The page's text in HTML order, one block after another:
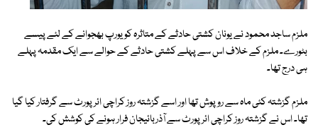
ملزم ساجد محمود نے یونان کشتی حادثے کے متاثرہ کو یورپ بھجوانے کے لئے پیسے
بٹورے۔ ملزم کے خلاف اس سے پہلے کشتی حادثے کے حوالے سے ایک مقدمہ پہلے
ہی درج تھا۔
ملزم گزشتہ کئی ماہ سے روپوش تھا اور اسے گزشتہ روز کراچی ائرپورٹ سے گرفتار کیا گیا
تھا۔ اس نے گزشتہ روز کراچی ائرپورٹ سے آذربائیجان فرار ہونے کی کوشش کی۔